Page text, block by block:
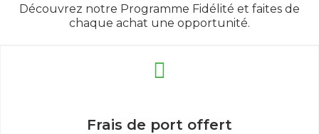
Découvrez notre Programme Fidélité et faites de
chaque achat une opportunité.
Frais de port offert